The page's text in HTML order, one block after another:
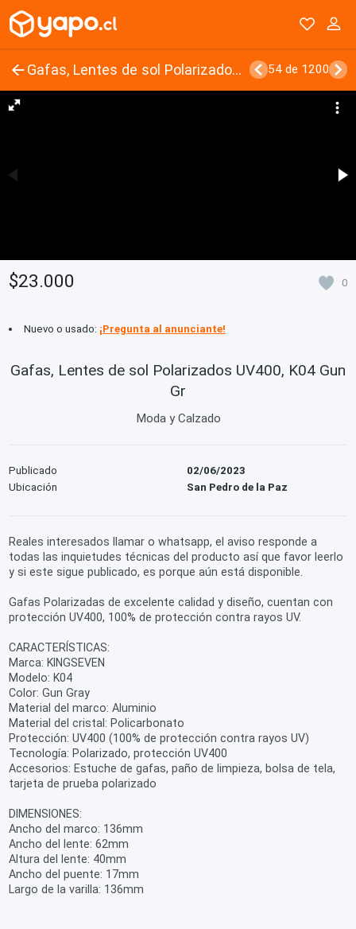
Gafas, Lentes de sol Polarizados UV400, K04 Gun Gr 54 de 1200
$23.000 0
Nuevo o usado: ¡Pregunta al anunciante!
Gafas, Lentes de sol Polarizados UV400, K04 Gun
Gr
Moda y Calzado
Publicado
02/06/2023
Ubicación
San Pedro de la Paz
Reales interesados llamar o whatsapp, el aviso responde a
todas las inquietudes técnicas del producto así que favor leerlo
y si este sigue publicado, es porque aún está disponible.
Gafas Polarizadas de excelente calidad y diseño, cuentan con
protección UV400, 100% de protección contra rayos UV.
CARACTERÍSTICAS:
Marca: KINGSEVEN
Modelo: K04
Color: Gun Gray
Material del marco: Aluminio
Material del cristal: Policarbonato
Protección: UV400 (100% de protección contra rayos UV)
Tecnología: Polarizado, protección UV400
Accesorios: Estuche de gafas, paño de limpieza, bolsa de tela,
tarjeta de prueba polarizado
DIMENSIONES:
Ancho del marco: 136mm
Ancho del lente: 62mm
Altura del lente: 40mm
Ancho del puente: 17mm
Largo de la varilla: 136mm